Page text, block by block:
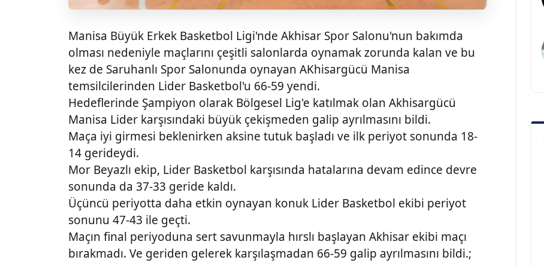
Manisa Büyük Erkek Basketbol Ligi'nde Akhisar Spor Salonu'nun bakımda
olması nedeniyle maçlarını çeşitli salonlarda oynamak zorunda kalan ve bu
kez de Saruhanlı Spor Salonunda oynayan AKhisargücü Manisa
temsilcilerinden Lider Basketbol'u 66-59 yendi.
Hedeflerinde Şampiyon olarak Bölgesel Lig'e katılmak olan Akhisargücü
Manisa Lider karşısındaki büyük çekişmeden galip ayrılmasını bildi.
Maça iyi girmesi beklenirken aksine tutuk başladı ve ilk periyot sonunda 18-
14 gerideydi.
Mor Beyazlı ekip, Lider Basketbol karşısında hatalarına devam edince devre
sonunda da 37-33 geride kaldı.
Üçüncü periyotta daha etkin oynayan konuk Lider Basketbol ekibi periyot
sonunu 47-43 ile geçti.
Maçın final periyoduna sert savunmayla hırslı başlayan Akhisar ekibi maçı
bırakmadı. Ve geriden gelerek karşılaşmadan 66-59 galip ayrılmasını bildi.;